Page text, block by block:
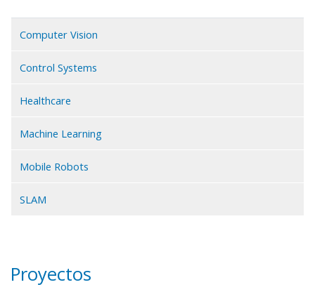
Computer Vision
Control Systems
Healthcare
Machine Learning
Mobile Robots
SLAM
Proyectos